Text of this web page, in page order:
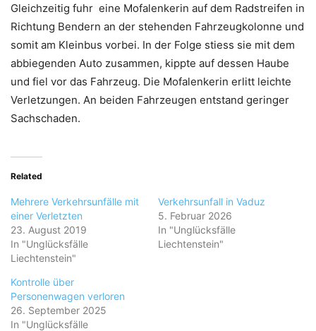
Gleichzeitig fuhr eine Mofalenkerin auf dem Radstreifen in
Richtung Bendern an der stehenden Fahrzeugkolonne und
somit am Kleinbus vorbei. In der Folge stiess sie mit dem
abbiegenden Auto zusammen, kippte auf dessen Haube
und fiel vor das Fahrzeug. Die Mofalenkerin erlitt leichte
Verletzungen. An beiden Fahrzeugen entstand geringer
Sachschaden.
Related
Mehrere Verkehrsunfälle mit
einer Verletzten
23. August 2019
In "Unglücksfälle
Liechtenstein"
Verkehrsunfall in Vaduz
5. Februar 2026
In "Unglücksfälle
Liechtenstein"
Kontrolle über
Personenwagen verloren
26. September 2025
In "Unglücksfälle